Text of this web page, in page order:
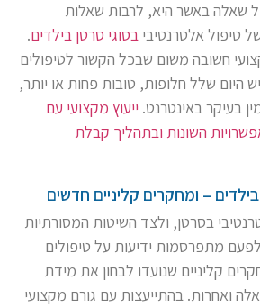
שאלה באשר היא, לרבות שאלות
טיפול אלטרנטיבי בסוגי סרטן בילדים.
חשובה משום שבכל הקשור לטיפולים
היום שלל חלופות, טובות פחות או יותר,
בעיקר באינטרנט. ייעוץ מקצועי עם
השונות ובתהליך קבלת
בילדים – ומחקרים קליניים חדשים
בסרטן, ולצד השיטות המסורתיות
מתפרסמות ידיעות על טיפולים
קליניים שנועדו לבחון את מידת
ואחרות. בהתייעצות עם גורם מקצועי